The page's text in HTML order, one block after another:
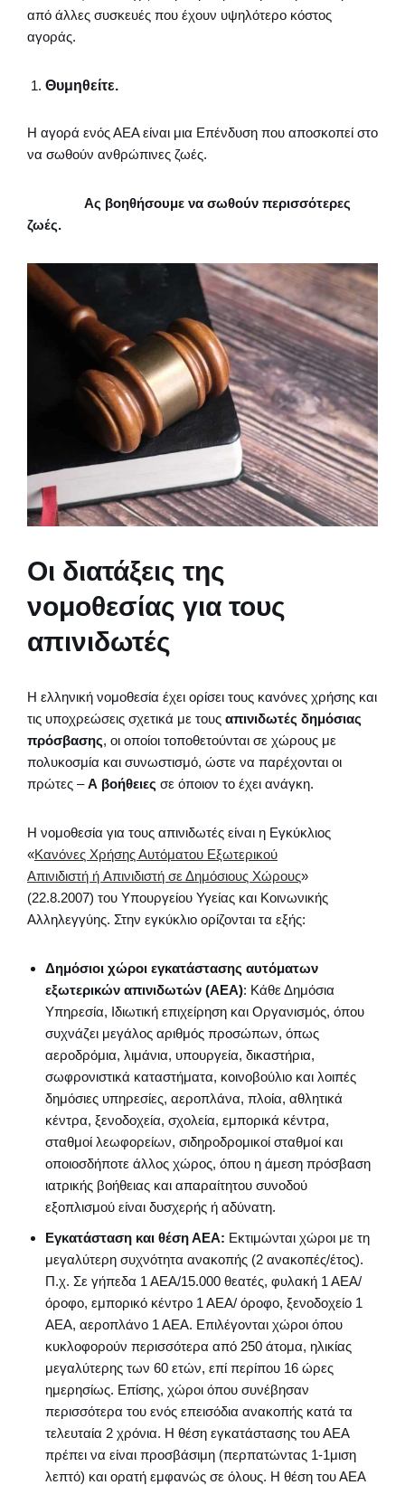
από άλλες συσκευές που έχουν υψηλότερο κόστος
αγοράς.
Θυμηθείτε.
Η αγορά ενός ΑΕΑ είναι μια Επένδυση που αποσκοπεί στο
να σωθούν ανθρώπινες ζωές.
Ας βοηθήσουμε να σωθούν περισσότερες
ζωές.
Οι διατάξεις της
νομοθεσίας για τους
απινιδωτές
Η ελληνική νομοθεσία έχει ορίσει τους κανόνες χρήσης και
τις υποχρεώσεις σχετικά με τους απινιδωτές δημόσιας
πρόσβασης, οι οποίοι τοποθετούνται σε χώρους με
πολυκοσμία και συνωστισμό, ώστε να παρέχονται οι
πρώτες –Α βοήθειες σε όποιον το έχει ανάγκη.
Η νομοθεσία για τους απινιδωτές είναι η Εγκύκλιος
«Κανόνες Χρήσης Αυτόματου Εξωτερικού
Απινιδιστή ή Απινιδιστή σε Δημόσιους Χώρους»
(22.8.2007) του Υπουργείου Υγείας και Κοινωνικής
Αλληλεγγύης. Στην εγκύκλιο ορίζονται τα εξής:
Δημόσιοι χώροι εγκατάστασης αυτόματων
εξωτερικών απινιδωτών (ΑΕΑ): Κάθε Δημόσια
Υπηρεσία, Ιδιωτική επιχείρηση και Οργανισμός, όπου
συχνάζει μεγάλος αριθμός προσώπων, όπως
αεροδρόμια, λιμάνια, υπουργεία, δικαστήρια,
σωφρονιστικά καταστήματα, κοινοβούλιο και λοιπές
δημόσιες υπηρεσίες, αεροπλάνα, πλοία, αθλητικά
κέντρα, ξενοδοχεία, σχολεία, εμπορικά κέντρα,
σταθμοί λεωφορείων, σιδηροδρομικοί σταθμοί και
οποιοσδήποτε άλλος χώρος, όπου η άμεση πρόσβαση
ιατρικής βοήθειας και απαραίτητου συνοδού
εξοπλισμού είναι δυσχερής ή αδύνατη.
Εγκατάσταση και θέση ΑΕΑ: Εκτιμώνται χώροι με τη
μεγαλύτερη συχνότητα ανακοπής (2 ανακοπές/έτος).
Π.χ. Σε γήπεδα 1 ΑΕΑ/15.000 θεατές, φυλακή 1 ΑΕΑ/
όροφο, εμπορικό κέντρο 1 ΑΕΑ/ όροφο, ξενοδοχείο 1
ΑΕΑ, αεροπλάνο 1 ΑΕΑ. Επιλέγονται χώροι όπου
κυκλοφορούν περισσότερα από 250 άτομα, ηλικίας
μεγαλύτερης των 60 ετών, επί περίπου 16 ώρες
ημερησίως. Επίσης, χώροι όπου συνέβησαν
περισσότερα του ενός επεισόδια ανακοπής κατά τα
τελευταία 2 χρόνια. Η θέση εγκατάστασης του ΑΕΑ
πρέπει να είναι προσβάσιμη (περπατώντας 1-1μιση
λεπτό) και ορατή εμφανώς σε όλους. Η θέση του ΑΕΑ